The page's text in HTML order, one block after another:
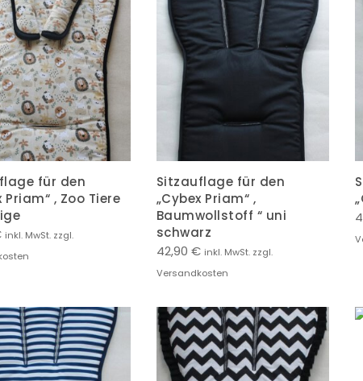
für den
Priam“ , Zoo Tiere
inkl. MwSt. zzgl.
Sitzauflage für den
„Cybex Priam“ ,
Baumwollstoff “ uni
schwarz
42,90 € inkl. MwSt. zzgl.
Versandkosten